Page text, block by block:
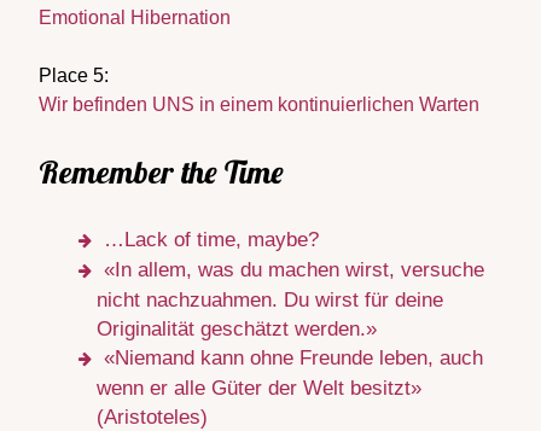
Emotional Hibernation
Place 5:
Wir befinden UNS in einem kontinuierlichen Warten
Remember the Time
…Lack of time, maybe?
«In allem, was du machen wirst, versuche
nicht nachzuahmen. Du wirst für deine
Originalität geschätzt werden.»
«Niemand kann ohne Freunde leben, auch
wenn er alle Güter der Welt besitzt»
(Aristoteles)